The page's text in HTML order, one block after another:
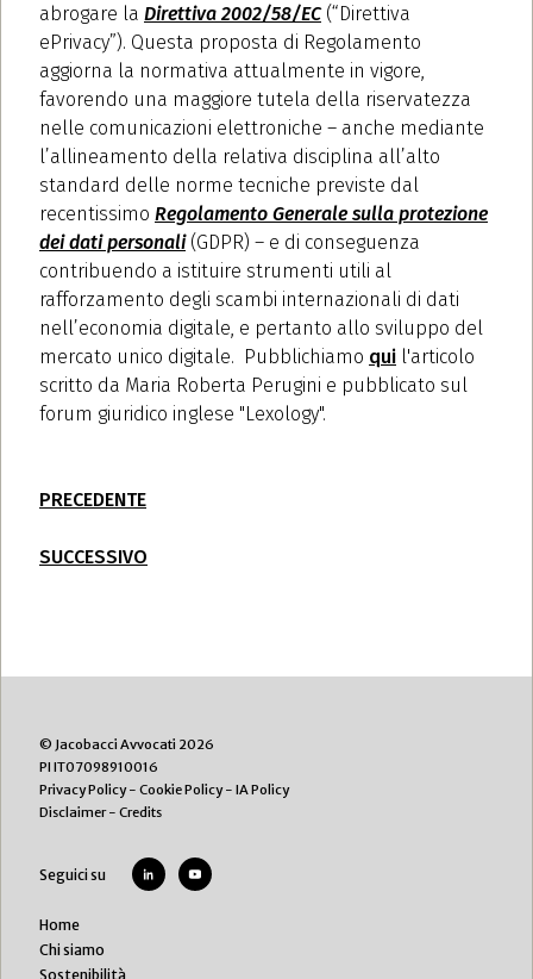
abrogare la Direttiva 2002/58/EC(“Direttiva
ePrivacy”). Questa proposta di Regolamento
aggiorna la normativa attualmente in vigore,
favorendo una maggiore tutela della riservatezza
nelle comunicazioni elettroniche – anche mediante
l’allineamento della relativa disciplina all’alto
standard delle norme tecniche previste dal
recentissimo Regolamento Generale sulla protezione
dei dati personali(GDPR) – e di conseguenza
contribuendo a istituire strumenti utili al
rafforzamento degli scambi internazionali di dati
nell’economia digitale, e pertanto allo sviluppo del
mercato unico digitale. Pubblichiamo qui l'articolo
scritto da Maria Roberta Perugini e pubblicato sul
forum giuridico inglese "Lexology".
PRECEDENTE
SUCCESSIVO
© Jacobacci Avvocati 2026
PI IT07098910016
Privacy Policy- Cookie Policy- IA Policy
Disclaimer- Credits
Seguici su
Home
Chi siamo
Sostenibilità